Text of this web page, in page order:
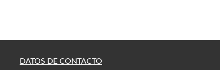
DATOS DE CONTACTO